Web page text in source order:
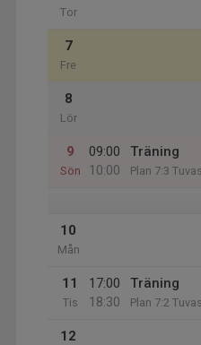
Tor
7
Fre
8
Lör
9
Sön
09:00
10:00
Träning
Plan 7:3
10
Mån
11
Tis
17:00
18:30
Träning
Plan 7:2
12